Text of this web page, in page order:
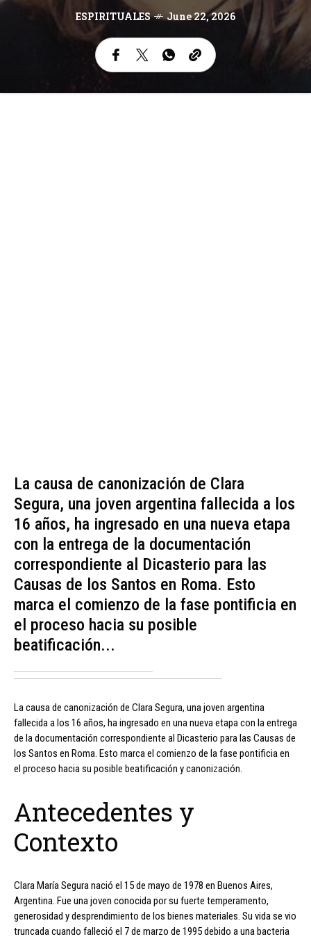
ESPIRITUALES June 22, 2026
La causa de canonización de Clara
Segura, una joven argentina fallecida a los
16 años, ha ingresado en una nueva etapa
con la entrega de la documentación
correspondiente al Dicasterio para las
Causas de los Santos en Roma. Esto
marca el comienzo de la fase pontificia en
el proceso hacia su posible
beatificación...
La causa de canonización de Clara Segura, una joven argentina
fallecida a los 16 años, ha ingresado en una nueva etapa con la entrega
de la documentación correspondiente al Dicasterio para las Causas de
los Santos en Roma. Esto marca el comienzo de la fase pontificia en
el proceso hacia su posible beatificación y canonización.
Antecedentes y
Contexto
Clara María Segura nació el 15 de mayo de 1978 en Buenos Aires,
Argentina. Fue una joven conocida por su fuerte temperamento,
generosidad y desprendimiento de los bienes materiales. Su vida se vio
truncada cuando falleció el 7 de marzo de 1995 debido a una bacteria